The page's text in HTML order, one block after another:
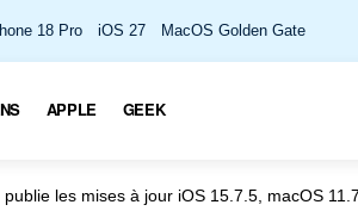
18 Pro iOS 27 MacOS Golden Gate
APPLE GEEK
publie les mises à jour iOS 15.7.5, macOS